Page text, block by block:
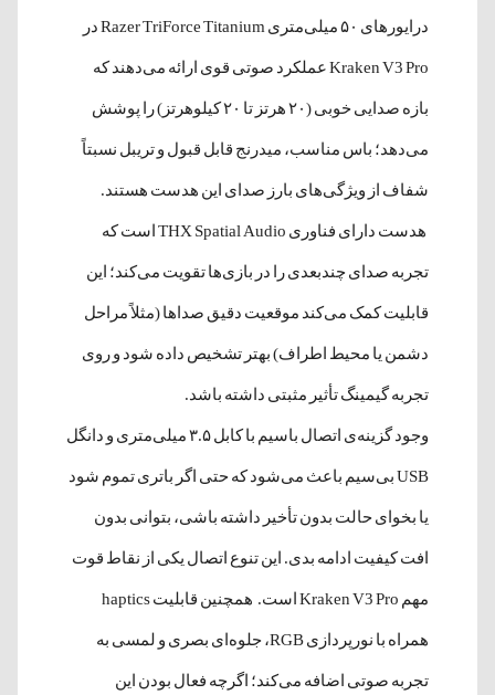
درایورهای ۵۰ میلی‌متری Razer TriForce Titanium در
Kraken V3 Pro عملکرد صوتی قوی ارائه می‌دهند که
بازه صدایی خوبی (۲۰ هرتز تا ۲۰ کیلوهرتز) را پوشش
می‌دهد؛ باس مناسب، میدرنج قابل قبول و تریبل نسبتاً
شفاف از ویژگی‌های بارز صدای این هدست هستند.
هدست دارای فناوری THX Spatial Audio است که
تجربه صدای چندبعدی را در بازی‌ها تقویت می‌کند؛ این
قابلیت کمک می‌کند موقعیت دقیق صداها (مثلاً مراحل
دشمن یا محیط اطراف) بهتر تشخیص داده شود و روی
تجربه گیمینگ تأثیر مثبتی داشته باشد.
وجود گزینه‌ی اتصال باسیم با کابل ۳.۵ میلی‌متری و دانگل
USB بی‌سیم باعث می‌شود که حتی اگر باتری تموم شود
یا بخوای حالت بدون تأخیر داشته باشی، بتوانی بدون
افت کیفیت ادامه بدی. این تنوع اتصال یکی از نقاط قوت
مهم Kraken V3 Pro است. همچنین قابلیت haptics
همراه با نورپردازی RGB، جلوه‌ای بصری و لمسی به
تجربه صوتی اضافه می‌کند؛ اگرچه فعال بودن این